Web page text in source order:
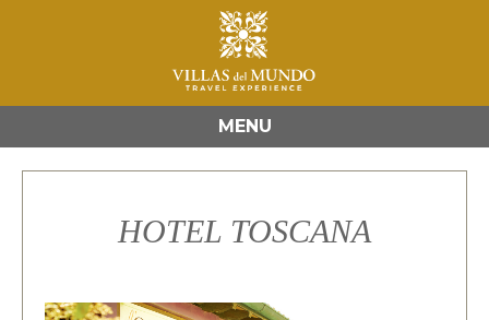
MENU
HOTEL TOSCANA